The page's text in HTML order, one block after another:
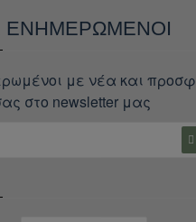
ΕΝΗΜΕΡΩΜΈΝΟΙ
με νέα και
στο newsletter μας